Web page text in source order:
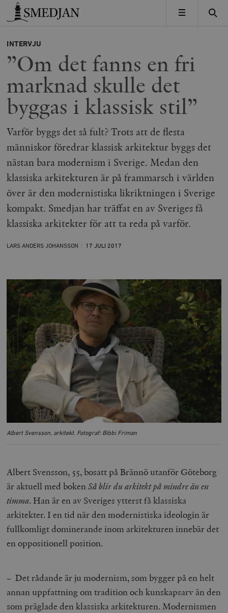
Timbro
MENY
INTERVJU
”Om det fanns en fri
marknad skulle det
byggas i klassisk stil”
Varför byggs det så fult? Trots att de flesta
människor föredrar klassisk arkitektur byggs det
nästan bara modernism i Sverige. Medan den
klassiska arkitekturen är på frammarsch i världen
över är den modernistiska likriktningen i Sverige
kompakt. Smedjan har träffat en av Sveriges få
klassiska arkitekter för att ta reda på varför.
LARS ANDERS JOHANSSON 17 JULI 2017
Albert Svensson, arkitekt. Fotograf: Bibbi Friman
Albert Svensson, 55, bosatt på Brännö utanför Göteborg
är aktuell med bokenSå blir du arkitekt på mindre än en
timma. Han är en av Sveriges ytterst få klassiska
arkitekter. I en tid när den modernistiska ideologin är
fullkomligt dominerande inom arkitekturen innebär det
en oppositionell position.
– Det rådande är ju modernism, som bygger på en helt
annan uppfattning om tradition och kunskapsarv än den
som präglade den klassiska arkitekturen. Modernismen